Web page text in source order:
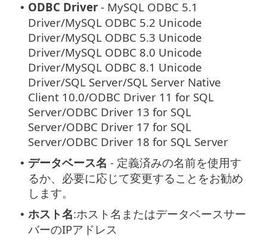
• ODBC Driver - MySQL ODBC 5.1
Driver/MySQL ODBC 5.2 Unicode
Driver/MySQL ODBC 5.3 Unicode
Driver/MySQL ODBC 8.0 Unicode
Driver/MySQL ODBC 8.1 Unicode
Driver/SQL Server/SQL Server Native
Client 10.0/ODBC Driver 11 for SQL
Server/ODBC Driver 13 for SQL
Server/ODBC Driver 17 for SQL
Server/ODBC Driver 18 for SQL Server
• データベース名 - 定義済みの名前を使用す
るか、必要に応じて変更することをお勧め
します。
• ホスト名:ホスト名またはデータベースサー
バーのIPアドレス